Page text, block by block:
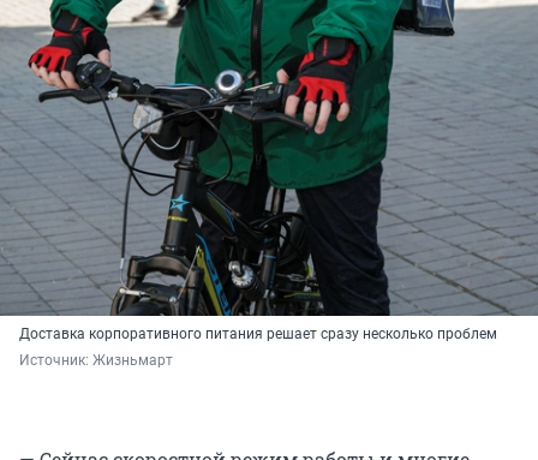
Доставка корпоративного питания решает сразу несколько проблем
Источник: Жизньмарт